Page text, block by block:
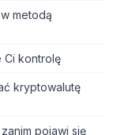
metodą
Ci kontrolę
kryptowalutę
pojawi się